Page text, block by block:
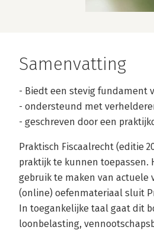
Samenvatting
- Biedt een stevig fundament
- ondersteund met
- geschreven door een
Praktisch Fiscaalrecht (editie
praktijk te kunnen toepassen.
gebruik te maken van actuele
(online) oefenmateriaal sluit
In toegankelijke taal gaat dit
loonbelasting,